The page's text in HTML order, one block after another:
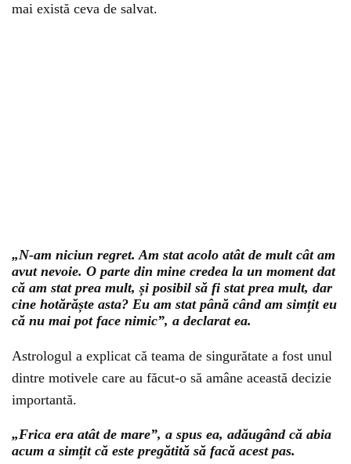
mai există ceva de salvat.
„N-am niciun regret. Am stat acolo atât de mult cât am
avut nevoie. O parte din mine credea la un moment dat
că am stat prea mult, și posibil să fi stat prea mult, dar
cine hotărăște asta? Eu am stat până când am simțit eu
că nu mai pot face nimic”, a declarat ea.
Astrologul a explicat că teama de singurătate a fost unul
dintre motivele care au făcut-o să amâne această decizie
importantă.
„Frica era atât de mare”, a spus ea, adăugând că abia
acum a simțit că este pregătită să facă acest pas.